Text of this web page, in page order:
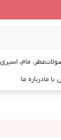
عطر، مام، اسپری
با مادرباره ما